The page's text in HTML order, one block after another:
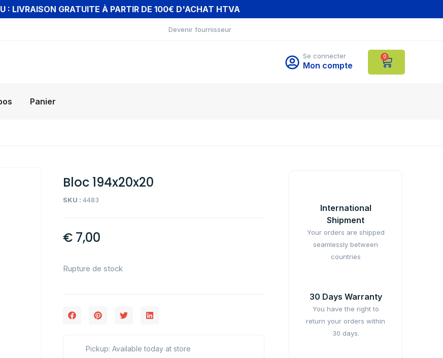
: LIVRAISON GRATUITE À PARTIR DE 100€ D'ACHAT HTVA
Devenir fournisseur
Se connecter
Mon compte
0
Panier
Bloc 194x20x20
SKU :4483
€ 7,00
Rupture de stock
Pickup: Available today at store
International
Shipment
Your orders are shipped
seamlessly between
countries
30 Days Warranty
You have the right to
return your orders within
30 days.